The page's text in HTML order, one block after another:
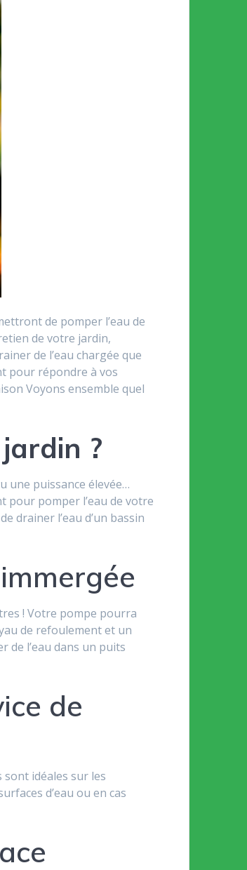
de pomper l’eau de
de votre jardin,
de l’eau chargée que
pour répondre à vos
Voyons ensemble quel
?
une puissance élevée…
pour pomper l’eau de votre
drainer l’eau d’un bassin
! Votre pompe pourra
de refoulement et un
de l’eau dans un puits
de
sont idéales sur les
d’eau ou en cas